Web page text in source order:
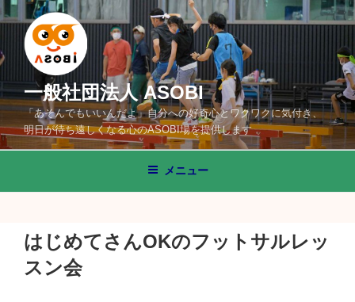
コ
ン
ン
ツ
へ
ス
キ
一般社団法人 ASOBI
「あそんでもいいんだよ」自分への好奇心とワクワクに気付き、
明日が待ち遠しくなる心のASOBI場を提供します
メニュー
はじめてさんOKのフットサルレッ
スン会